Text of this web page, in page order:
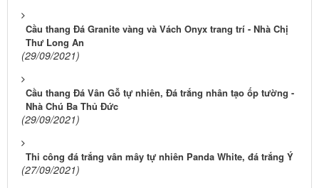
Cầu thang Đá Granite vàng và Vách Onyx trang trí - Nhà Chị
Thư Long An
(29/09/2021)
Cầu thang Đá Vân Gỗ tự nhiên, Đá trắng nhân tạo ốp tường -
Nhà Chú Ba Thủ Đức
(29/09/2021)
Thi công đá trắng vân mây tự nhiên Panda White, đá trắng Ý
(27/09/2021)